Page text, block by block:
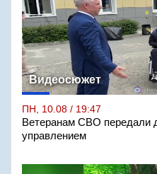
Видеосюжет
ПН, 10.08 / 19:47
Ветеранам СВО передали
управлением